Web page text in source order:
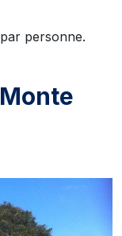
personne.